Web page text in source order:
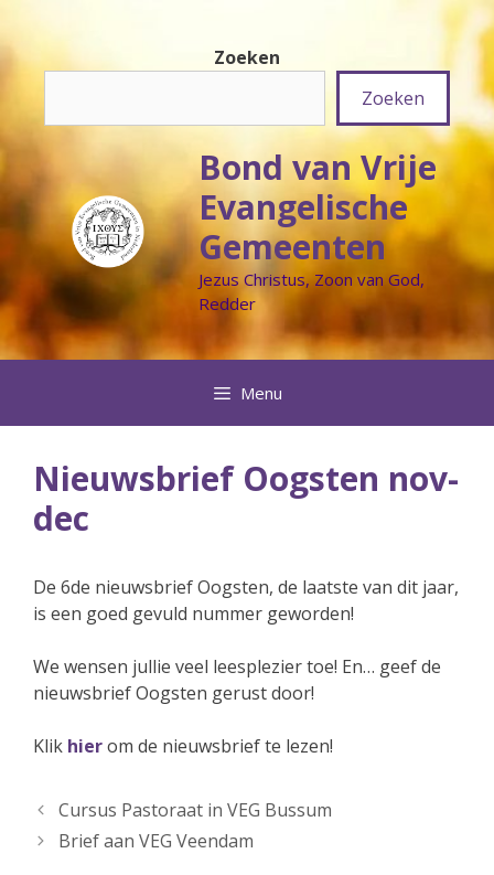
naar
de
Zoeken
Zoeken
Bond van Vrije
Evangelische
Gemeenten
Jezus Christus, Zoon van God,
Redder
Menu
Nieuwsbrief Oogsten nov-
dec
De 6de nieuwsbrief Oogsten, de laatste van dit jaar,
is een goed gevuld nummer geworden!
We wensen jullie veel leesplezier toe! En… geef de
nieuwsbrief Oogsten gerust door!
Klik hierom de nieuwsbrief te lezen!
Cursus Pastoraat in VEG Bussum
Brief aan VEG Veendam